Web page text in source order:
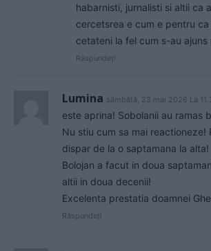
habarnisti, jurnalisti si altii ca
cercetsrea e cum e pentru
cetateni la fel cum s-au ajuns
Răspundeți
Lumina sâmbătă, 23 mai 2026 La
este aprina! Sobolanii au ramas
Nu stiu cum sa mai reactioneze!
dispar de la o saptamana la alta!
Bolojan a facut in doua
altii in doua decenii!
Excelenta prestatia doamnei
Răspundeți